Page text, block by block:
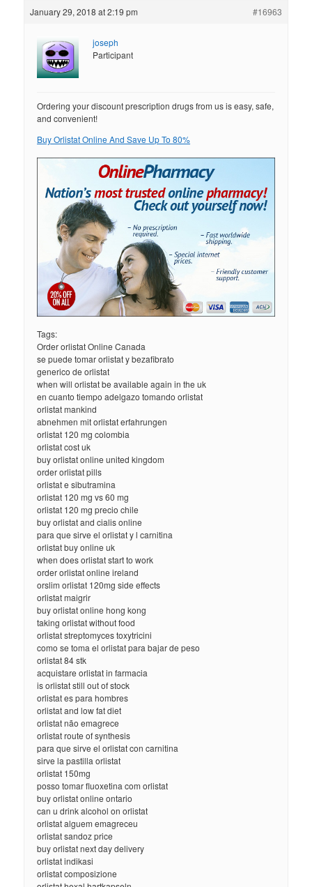
January 29, 2018 at 2:19 pm #16963
joseph
Participant
Ordering your discount prescription drugs from us is easy, safe,
and convenient!
Buy Orlistat Online And Save Up To 80%
Tags:
Order orlistat Online Canada
se puede tomar orlistat y bezafibrato
generico de orlistat
when will orlistat be available again in the uk
en cuanto tiempo adelgazo tomando orlistat
orlistat mankind
abnehmen mit orlistat erfahrungen
orlistat 120 mg colombia
orlistat cost uk
buy orlistat online united kingdom
order orlistat pills
orlistat e sibutramina
orlistat 120 mg vs 60 mg
orlistat 120 mg precio chile
buy orlistat and cialis online
para que sirve el orlistat y l carnitina
orlistat buy online uk
when does orlistat start to work
order orlistat online ireland
orslim orlistat 120mg side effects
orlistat maigrir
buy orlistat online hong kong
taking orlistat without food
orlistat streptomyces toxytricini
como se toma el orlistat para bajar de peso
orlistat 84 stk
acquistare orlistat in farmacia
is orlistat still out of stock
orlistat es para hombres
orlistat and low fat diet
orlistat não emagrece
orlistat route of synthesis
para que sirve el orlistat con carnitina
sirve la pastilla orlistat
orlistat 150mg
posso tomar fluoxetina com orlistat
buy orlistat online ontario
can u drink alcohol on orlistat
orlistat alguem emagreceu
orlistat sandoz price
buy orlistat next day delivery
orlistat indikasi
orlistat composizione